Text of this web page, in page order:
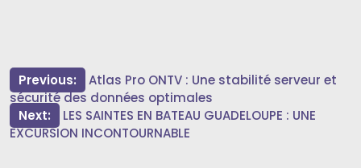
Post
navigation
Previous:
Atlas Pro ONTV : Une stabilité serveur et
sécurité des données optimales
Next:
LES SAINTES EN BATEAU GUADELOUPE : UNE
EXCURSION INCONTOURNABLE